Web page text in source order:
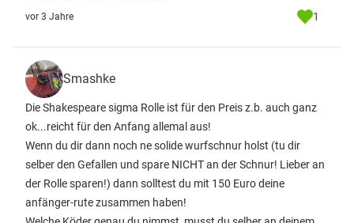
vor 3 Jahre 1
Smashke
Die Shakespeare sigma Rolle ist für den Preis z.b. auch ganz
ok...reicht für den Anfang allemal aus!
Wenn du dir dann noch ne solide wurfschnur holst (tu dir
selber den Gefallen und spare NICHT an der Schnur! Lieber an
der Rolle sparen!) dann solltest du mit 150 Euro deine
anfänger-rute zusammen haben!